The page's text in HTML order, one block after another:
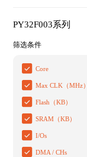
PY32F003系列
筛选条件
Core
Max CLK（MHz）
Flash（KB）
SRAM（KB）
I/Os
DMA / CHs